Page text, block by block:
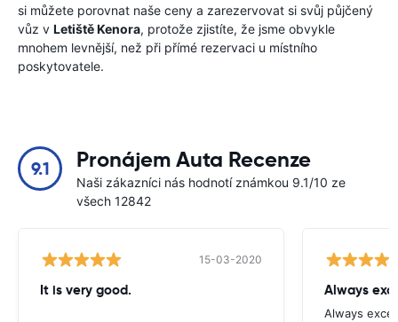
si můžete porovnat naše ceny a zarezervovat si svůj půjčený
vůz v Letiště Kenora, protože zjistíte, že jsme obvykle
mnohem levnější, než při přímé rezervaci u místního
poskytovatele.
9.1 Pronájem Auta Recenze
Naši zákazníci nás hodnotí známkou 9.1/10 ze
všech 12842
15-03-2020
It is very good. Always
Always